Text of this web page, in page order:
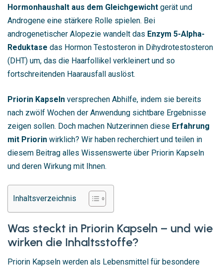
Hormonhaushalt aus dem Gleichgewicht gerät und
Androgene eine stärkere Rolle spielen. Bei
androgenetischer Alopezie wandelt das Enzym 5-Alpha-
Reduktase das Hormon Testosteron in Dihydrotestosteron
(DHT) um, das die Haarfollikel verkleinert und so
fortschreitenden Haarausfall auslöst.
Priorin Kapseln versprechen Abhilfe, indem sie bereits
nach zwölf Wochen der Anwendung sichtbare Ergebnisse
zeigen sollen. Doch machen Nutzerinnen diese Erfahrung
mit Priorin wirklich? Wir haben recherchiert und teilen in
diesem Beitrag alles Wissenswerte über Priorin Kapseln
und deren Wirkung mit Ihnen.
Inhaltsverzeichnis
Was steckt in Priorin Kapseln – und wie
wirken die Inhaltsstoffe?
Priorin Kapseln werden als Lebensmittel für besondere